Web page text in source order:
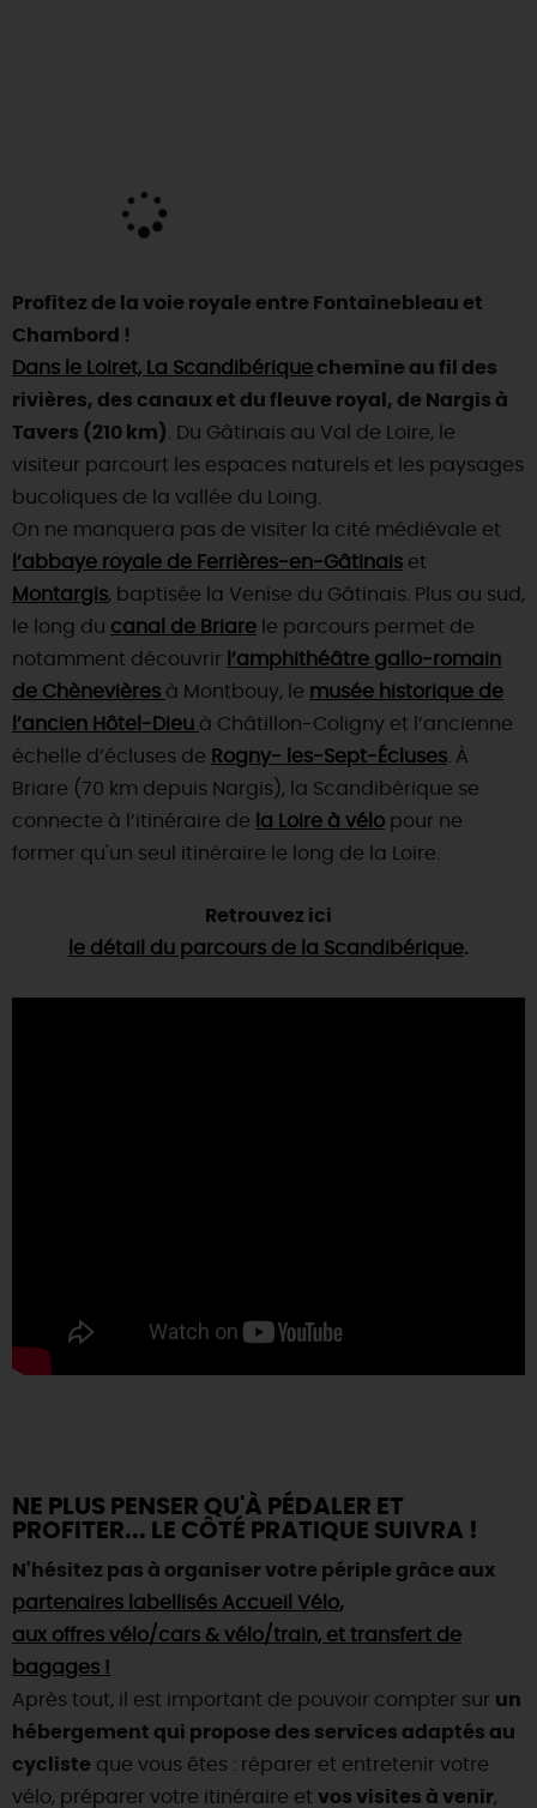
Profitez de la voie royale entre Fontainebleau et
Chambord !
Dans le Loiret, La Scandibériquechemine au fil des
rivières, des canaux et du fleuve royal, de Nargis à
Tavers (210 km)
. Du Gâtinais au Val de Loire, le
visiteur parcourt les espaces naturels et les paysages
bucoliques de la vallée du Loing.
On ne manquera pas de visiter la cité médiévale et
l’abbaye royale de Ferrières-en-Gâtinais et
Montargis, baptisée la Venise du Gâtinais. Plus au sud,
le long du canal de Briare le parcours permet de
notamment découvrir l’amphithéâtre gallo-romain
de Chènevières à Montbouy, le musée historique de
l’ancien Hôtel-Dieu à Châtillon-Coligny et l’ancienne
échelle d’écluses de Rogny- les-Sept-Écluses . À
Briare (70 km depuis Nargis), la Scandibérique se
connecte à l’itinéraire de
la Loire à vélo pour ne
former qu'un seul itinéraire le long de la Loire.
Retrouvez ici
le détail du parcours de la Scandibérique.
NE PLUS PENSER QU'À PÉDALER ET
PROFITER... LE CÔTÉ PRATIQUE SUIVRA !
N'hésitez pas à organiser votre périple grâce aux
partenaires labellisés Accueil Vélo,
aux offres vélo/cars & vélo/train, et transfert de
bagages !
Après tout, il est important de pouvoir compter sur un
hébergement qui propose des services adaptés au
cycliste que vous êtes : réparer et entretenir votre
vélo, préparer votre itinéraire et vos visites à venir,